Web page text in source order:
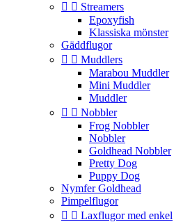
  Streamers
Epoxyfish
Klassiska mönster
Gäddflugor
  Muddlers
Marabou Muddler
Mini Muddler
Muddler
  Nobbler
Frog Nobbler
Nobbler
Goldhead Nobbler
Pretty Dog
Puppy Dog
Nymfer Goldhead
Pimpelflugor
  Laxflugor med enkel